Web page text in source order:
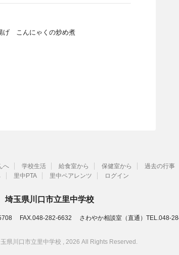
こんにゃくの炒め煮
へ 学校生活 給食室から 保健室から 過去の行事
里中PTA 里中ペアレンツ ログイン
埼玉県川口市立里中学校
FAX.048-282-6632 さわやか相談室（直通）TEL.048-
県川口市立里中学校 , 2026 All Rights Reserved.